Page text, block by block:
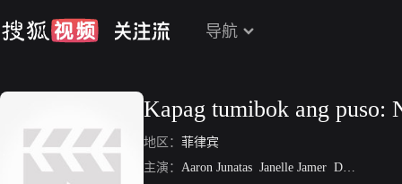
导航
Kapag tumibok ang puso:
地区： 菲律宾
主演： Aaron Junatas Janelle Jamer Deejay Durano